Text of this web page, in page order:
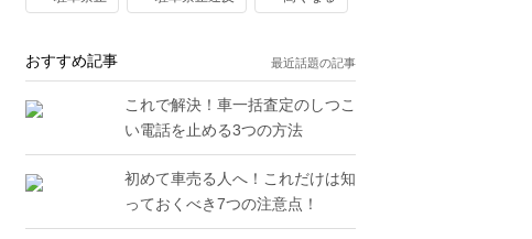
おすすめ記事 最近話題の記事
これで解決！車一括査定のしつこ
い電話を止める3つの方法
初めて車売る人へ！これだけは知
っておくべき7つの注意点！